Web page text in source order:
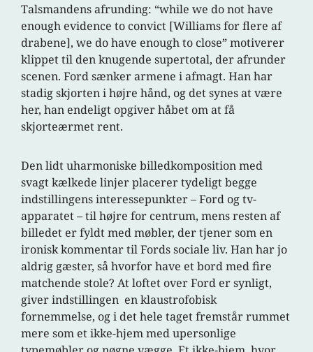
Talsmandens afrunding: “while we do not have
enough evidence to convict [Williams for flere af
drabene], we do have enough to close” motiverer
klippet til den knugende supertotal, der afrunder
scenen. Ford sænker armene i afmagt. Han har
stadig skjorten i højre hånd, og det synes at være
her, han endeligt opgiver håbet om at få
skjorteærmet rent.
Den lidt uharmoniske billedkomposition med
svagt kælkede linjer placerer tydeligt begge
indstillingens interessepunkter – Ford og tv-
apparatet – til højre for centrum, mens resten af
billedet er fyldt med møbler, der tjener som en
ironisk kommentar til Fords sociale liv. Han har jo
aldrig gæster, så hvorfor have et bord med fire
matchende stole? At loftet over Ford er synligt,
giver indstillingen en klaustrofobisk
fornemmelse, og i det hele taget fremstår rummet
mere som et ikke-hjem med upersonlige